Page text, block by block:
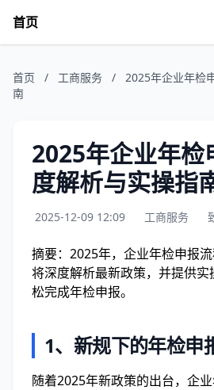
首页
首页 / 工商服务 /
2025年企业年检
南
2025年企业年检
度解析与实操指
2025-12-09 12:09 工商服务
摘要：2025年，企业年检申报
将深度解析最新政策，并提供
松完成年检申报。
1、 新规下的年检申
随着2025年新政策的出台，企